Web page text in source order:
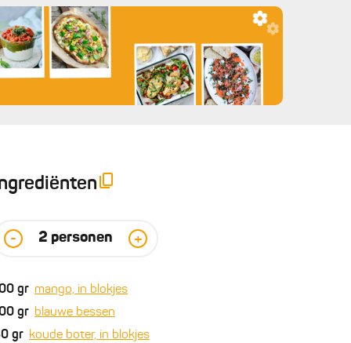
- 2 personen +
gr mango, in blokjes
gr blauwe bessen
gr koude boter, in blokjes